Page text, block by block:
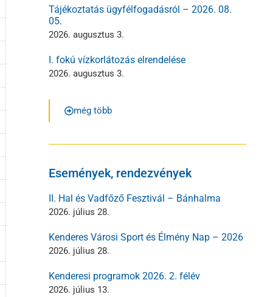
Tájékoztatás ügyfélfogadásról – 2026. 08.
05.
2026. augusztus 3.
I. fokú vízkorlátozás elrendelése
2026. augusztus 3.
még több
Események, rendezvények
II. Hal és Vadfőző Fesztivál – Bánhalma
2026. július 28.
Kenderes Városi Sport és Élmény Nap – 2026
2026. július 28.
Kenderesi programok 2026. 2. félév
2026. július 13.